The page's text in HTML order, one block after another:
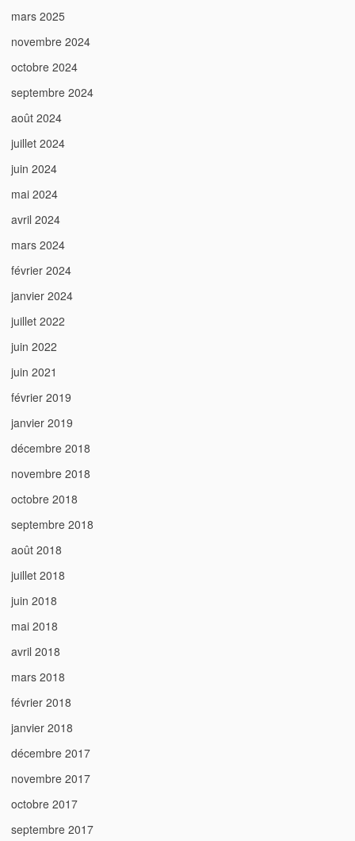
mars 2025
novembre 2024
octobre 2024
septembre 2024
août 2024
juillet 2024
juin 2024
mai 2024
avril 2024
mars 2024
février 2024
janvier 2024
juillet 2022
juin 2022
juin 2021
février 2019
janvier 2019
décembre 2018
novembre 2018
octobre 2018
septembre 2018
août 2018
juillet 2018
juin 2018
mai 2018
avril 2018
mars 2018
février 2018
janvier 2018
décembre 2017
novembre 2017
octobre 2017
septembre 2017